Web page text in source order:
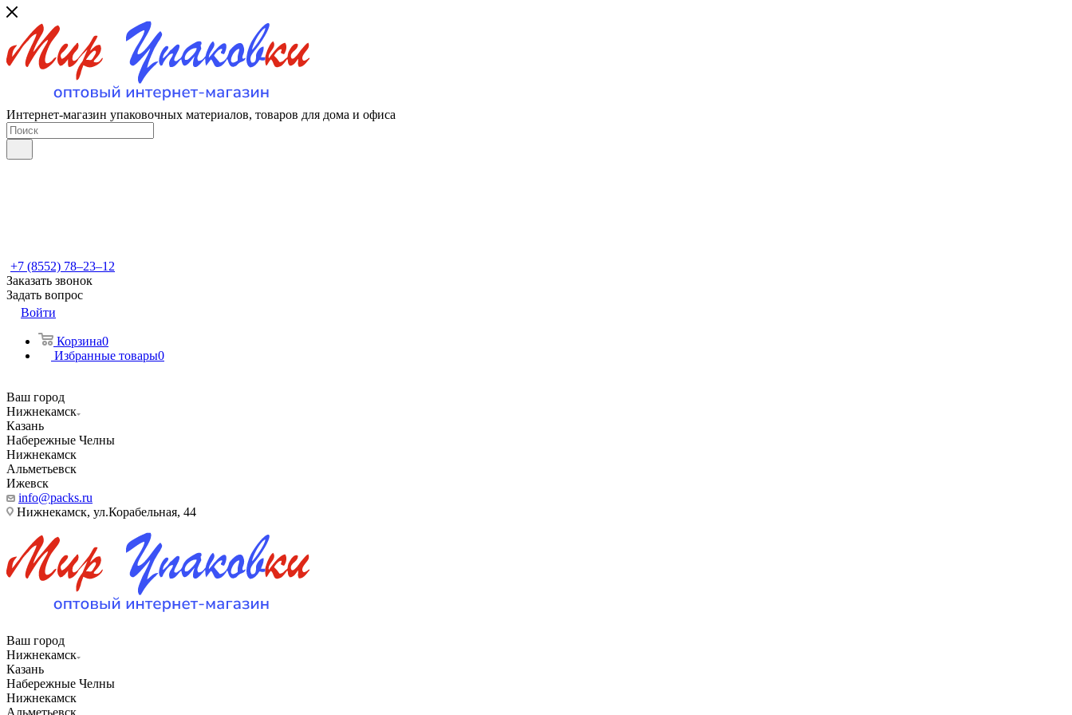
Интернет-магазин упаковочных материалов, товаров для дома и офиса
+7 (8552) 78‒23‒12
Заказать звонок
Задать вопрос
Войти
Корзина0
Избранные товары0
Ваш город
Нижнекамск
Казань
Набережные Челны
Нижнекамск
Альметьевск
Ижевск
info@packs.ru
Нижнекамск, ​ул.Корабельная, 44
Ваш город
Нижнекамск
Казань
Набережные Челны
Нижнекамск
Альметьевск